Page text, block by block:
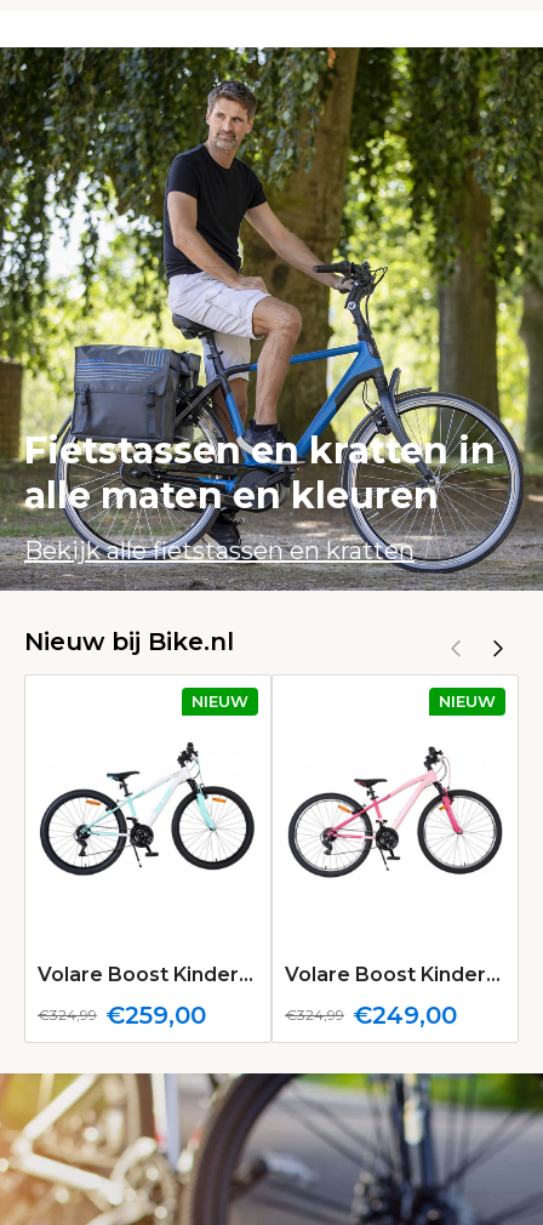
Fietstassen en kratten in
alle maten en kleuren
Bekijk alle fietstassen en kratten
Nieuw bij Bike.nl
NIEUW
Volare Boost Kinderfiets 26 inch Wit/Mintgroen 21 Speed
€259,00
€324,99
NIEUW
Volare Boost Kinderfiets 26 inch Roze 21 speed
€249,00
€324,99